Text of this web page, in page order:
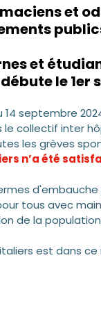
et
et
le 1er
septembre
collectif inter
les grèves
n’a été
tous avec
de la
est dans